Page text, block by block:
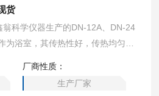
货
科学仪器生产的DN-12A、DN-24
为浴室，其传热性好，传热均匀，
独立，不会引起交叉污染。 ●DN
可以选择，包括不同孔数和不同孔
厂商性质：
生产厂家